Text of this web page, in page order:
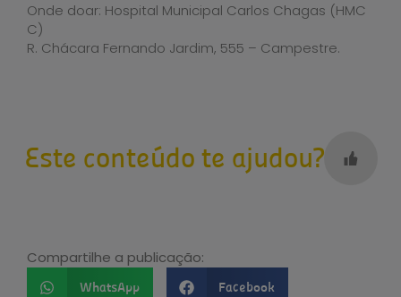
Onde doar: Hospital Municipal Carlos Chagas (HMC
C)
R. Chácara Fernando Jardim, 555 – Campestre.
Este conteúdo te ajudou?
Compartilhe a publicação:
WhatsApp Facebook